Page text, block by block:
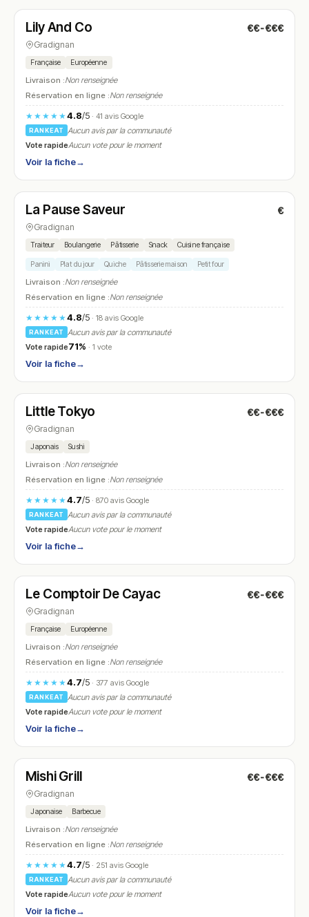
N° 10
Lily And Co €€-€€€
Gradignan
Française Européenne
Livraison :Non renseignée
Réservation en ligne :Non renseignée
★★★★★4.8/5· 41 avis Google
RANKEAT
Aucun avis par la communauté
Vote rapideAucun vote pour le moment
Voir la fiche→
N° 11
La Pause Saveur €
Gradignan
Traiteur Boulangerie Pâtisserie Snack Cuisine française
Panini Plat du jour Quiche Pâtisserie maison Petit four
Livraison :Non renseignée
Réservation en ligne :Non renseignée
★★★★★4.8/5· 18 avis Google
RANKEAT
Aucun avis par la communauté
Vote rapide71% · 1 vote
Voir la fiche→
N° 12
Little Tokyo €€-€€€
Gradignan
Japonais Sushi
Livraison :Non renseignée
Réservation en ligne :Non renseignée
★★★★★4.7/5· 870 avis Google
RANKEAT
Aucun avis par la communauté
Vote rapideAucun vote pour le moment
Voir la fiche→
N° 13
Le Comptoir De Cayac €€-€€€
Gradignan
Française Européenne
Livraison :Non renseignée
Réservation en ligne :Non renseignée
★★★★★4.7/5· 377 avis Google
RANKEAT
Aucun avis par la communauté
Vote rapideAucun vote pour le moment
Voir la fiche→
N° 14
Mishi Grill €€-€€€
Gradignan
Japonaise Barbecue
Livraison :Non renseignée
Réservation en ligne :Non renseignée
★★★★★4.7/5· 251 avis Google
RANKEAT
Aucun avis par la communauté
Vote rapideAucun vote pour le moment
Voir la fiche→